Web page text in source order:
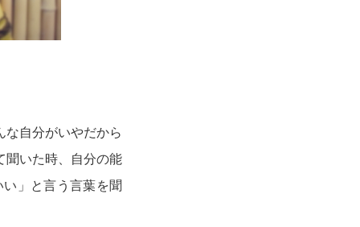
な自分がいやだから
聞いた時、自分の能
」と言う言葉を聞